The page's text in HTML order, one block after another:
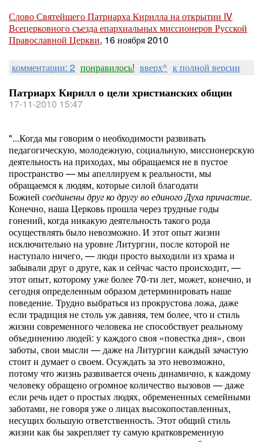
Слово Святейшего Патриарха Кирилла на открытии IV
Всецерковного съезда епархиальных миссионеров Русской
Православной Церкви, 16 ноября 2010
комментарии: 2 понравилось! вверх^ к полной версии
Патриарх Кирилл о цели христианских общин
17-11-2010 15:47
"...Когда мы говорим о необходимости развивать
педагогическую, молодежную, социальную, миссионерскую
деятельность на приходах, мы обращаемся не в пустое
пространство — мы апеллируем к реальности, мы
обращаемся к людям, которые силой благодати
Божией соединены друг ко другу во единого Духа причастие.
Конечно, наша Церковь прошла через трудные годы
гонений, когда никакую деятельность такого рода
осуществлять было невозможно. И этот опыт жизни
исключительно на уровне Литургии, после которой не
наступало ничего, — люди просто выходили из храма и
забывали друг о друге, как и сейчас часто происходит, —
этот опыт, которому уже более 70-ти лет, может, конечно, и
сегодня определенным образом детерминировать наше
поведение. Трудно выбраться из прокрустова ложа, даже
если традиция не столь уж давняя, тем более, что и стиль
жизни современного человека не способствует реальному
объединению людей: у каждого своя «повестка дня», свои
заботы, свои мысли — даже на Литургии каждый зачастую
стоит и думает о своем. Осуждать за это невозможно,
потому что жизнь развивается очень динамично, к каждому
человеку обращено огромное количество вызовов — даже
если речь идет о простых людях, обремененных семейными
заботами, не говоря уже о лицах высокопоставленных,
несущих большую ответственность. Этот общий стиль
жизни как бы закрепляет ту самую кратковременную